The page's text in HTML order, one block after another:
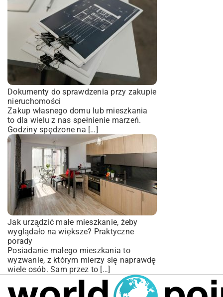
Dokumenty do sprawdzenia przy zakupie
nieruchomości
Zakup własnego domu lub mieszkania
to dla wielu z nas spełnienie marzeń.
Godziny spędzone na […]
Jak urządzić małe mieszkanie, żeby
wyglądało na większe? Praktyczne
porady
Posiadanie małego mieszkania to
wyzwanie, z którym mierzy się naprawdę
wiele osób. Sam przez to […]